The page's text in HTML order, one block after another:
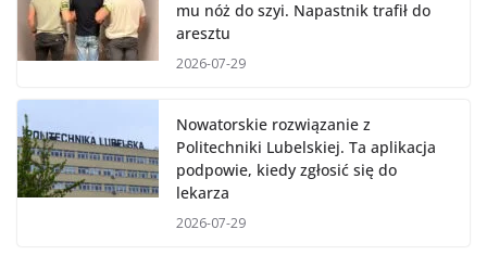
mu nóż do szyi. Napastnik trafił do
aresztu
2026-07-29
Nowatorskie rozwiązanie z
Politechniki Lubelskiej. Ta aplikacja
podpowie, kiedy zgłosić się do
lekarza
2026-07-29